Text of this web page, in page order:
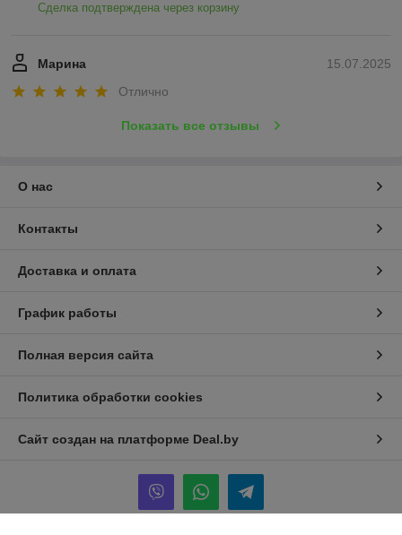
Сделка подтверждена через корзину
15.07.2025
Марина
Отлично
Показать все отзывы
О нас
Контакты
Доставка и оплата
График работы
Полная версия сайта
Политика обработки cookies
Сайт создан на платформе Deal.by